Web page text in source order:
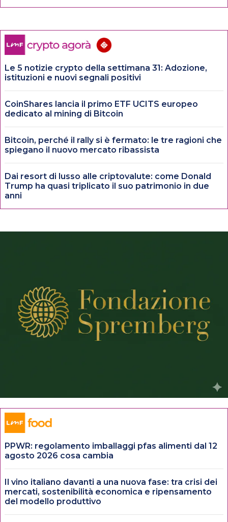
Le 5 notizie crypto della settimana 31: Adozione,
istituzioni e nuovi segnali positivi
CoinShares lancia il primo ETF UCITS europeo
dedicato al mining di Bitcoin
Bitcoin, perché il rally si è fermato: le tre ragioni che
spiegano il nuovo mercato ribassista
Dai resort di lusso alle criptovalute: come Donald
Trump ha quasi triplicato il suo patrimonio in due
anni
PPWR: regolamento imballaggi pfas alimenti dal 12
agosto 2026 cosa cambia
Il vino italiano davanti a una nuova fase: tra crisi dei
mercati, sostenibilità economica e ripensamento
del modello produttivo